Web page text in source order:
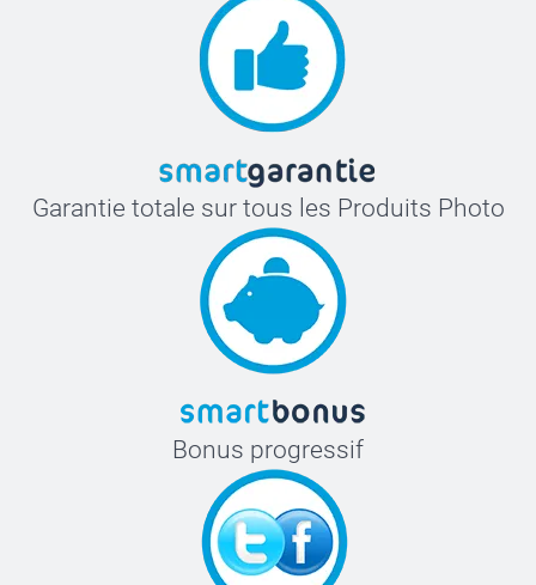
Garantie totale sur tous les Produits Photo
Bonus progressif